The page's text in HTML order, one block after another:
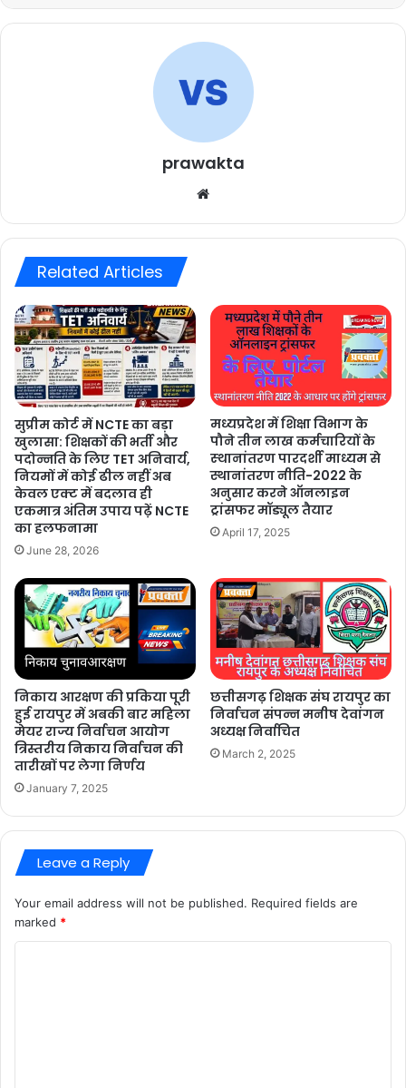
prawakta
Related Articles
सुप्रीम कोर्ट में NCTE का बड़ा
खुलासा: शिक्षकों की भर्ती और
पदोन्नति के लिए TET अनिवार्य,
नियमों में कोई ढील नहीं अब
केवल एक्ट में बदलाव ही
एकमात्र अंतिम उपाय पढ़ें NCTE
का हलफनामा
June 28, 2026
मध्यप्रदेश में शिक्षा विभाग के
पौने तीन लाख कर्मचारियों के
स्‍थानांतरण पारदर्शी माध्यम से
स्थानांतरण नीति-2022 के
अनुसार करने ऑनलाइन
ट्रांसफर मॉड्यूल तैयार
April 17, 2025
निकाय आरक्षण की प्रकिया पूरी
हुई रायपुर में अबकी बार महिला
मेयर राज्य निर्वाचन आयोग
त्रिस्तरीय निकाय निर्वाचन की
तारीखों पर लेगा निर्णय
January 7, 2025
छत्तीसगढ़ शिक्षक संघ रायपुर का
निर्वाचन संपन्न मनीष देवांगन
अध्यक्ष निर्वाचित
March 2, 2025
Leave a Reply
Your email address will not be published. Required fields are
marked *